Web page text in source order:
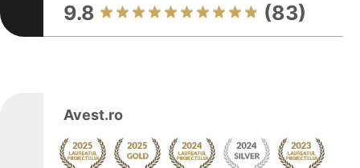
9.8 (83)
Avest.ro